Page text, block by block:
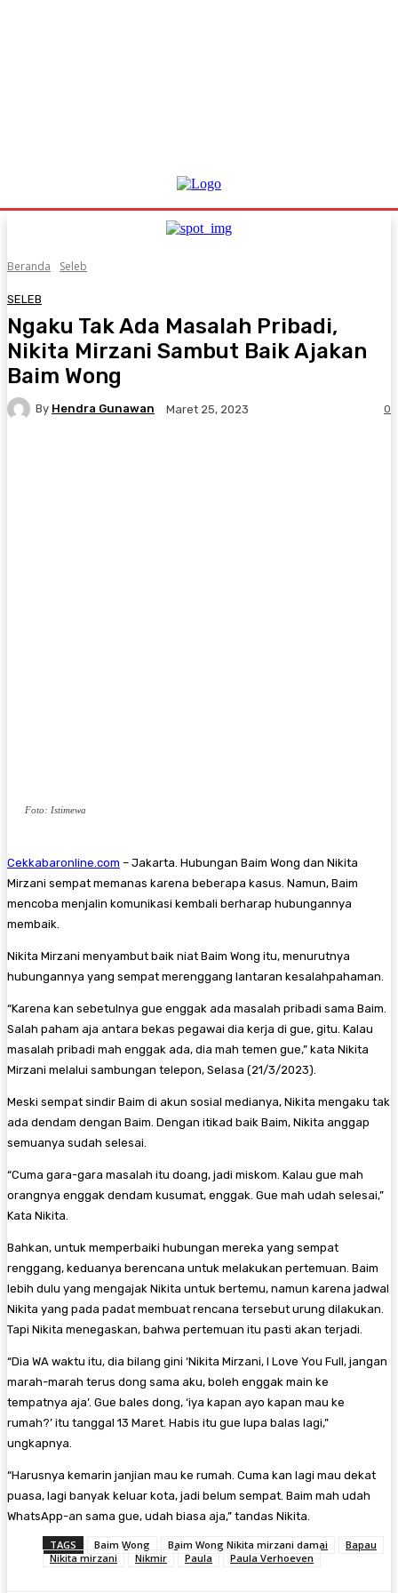
Beranda Seleb
SELEB
Ngaku Tak Ada Masalah Pribadi,
Nikita Mirzani Sambut Baik Ajakan
Baim Wong
By Hendra Gunawan Maret 25, 2023 0
Foto: Istimewa
Cekkabaronline.com – Jakarta. Hubungan Baim Wong dan Nikita
Mirzani sempat memanas karena beberapa kasus. Namun, Baim
mencoba menjalin komunikasi kembali berharap hubungannya
membaik.
Nikita Mirzani menyambut baik niat Baim Wong itu, menurutnya
hubungannya yang sempat merenggang lantaran kesalahpahaman.
“Karena kan sebetulnya gue enggak ada masalah pribadi sama Baim.
Salah paham aja antara bekas pegawai dia kerja di gue, gitu. Kalau
masalah pribadi mah enggak ada, dia mah temen gue,” kata Nikita
Mirzani melalui sambungan telepon, Selasa (21/3/2023).
Meski sempat sindir Baim di akun sosial medianya, Nikita mengaku tak
ada dendam dengan Baim. Dengan itikad baik Baim, Nikita anggap
semuanya sudah selesai.
“Cuma gara-gara masalah itu doang, jadi miskom. Kalau gue mah
orangnya enggak dendam kusumat, enggak. Gue mah udah selesai,”
Kata Nikita.
Bahkan, untuk memperbaiki hubungan mereka yang sempat
renggang, keduanya berencana untuk melakukan pertemuan. Baim
lebih dulu yang mengajak Nikita untuk bertemu, namun karena jadwal
Nikita yang pada padat membuat rencana tersebut urung dilakukan.
Tapi Nikita menegaskan, bahwa pertemuan itu pasti akan terjadi.
“Dia WA waktu itu, dia bilang gini ‘Nikita Mirzani, I Love You Full, jangan
marah-marah terus dong sama aku, boleh enggak main ke
tempatnya aja’. Gue bales dong, ‘iya kapan ayo kapan mau ke
rumah?’ itu tanggal 13 Maret. Habis itu gue lupa balas lagi,”
ungkapnya.
“Harusnya kemarin janjian mau ke rumah. Cuma kan lagi mau dekat
puasa, lagi banyak keluar kota, jadi belum sempat. Baim mah udah
WhatsApp-an sama gue, udah biasa aja,” tandas Nikita.
TAGS Baim Wong Baim Wong Nikita mirzani damai
Bapau
Nikita mirzani
Nikmir Paula Paula Verhoeven